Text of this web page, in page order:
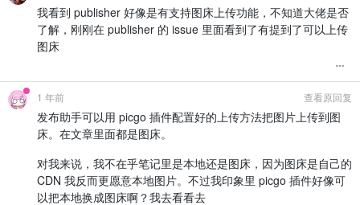
我看到 publisher 好像是有支持图床上传功能，不知道大佬是否
了解，刚刚在 publisher 的 issue 里面看到了有提到了可以上传
图床
1 年前 查看原回复
发布助手可以用 picgo 插件配置好的上传方法把图片上传到图
床。在文章里面都是图床。
对我来说，我不在乎笔记里是本地还是图床，因为图床是自己的
CDN 我反而更愿意本地图片。不过我印象里 picgo 插件好像可
以把本地换成图床啊？我去看看去